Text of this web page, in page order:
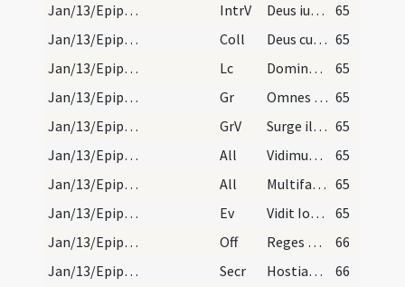
Jan/13/Epiphania (Octava)/M2/Mass Propers
IntrV Deus iudicium tuum regi da
65
Jan/13/Epiphania (Octava)/M2/Mass Propers
Coll Deus cuius Unigenitus in substantia nostrae carnis 65
Jan/13/Epiphania (Octava)/M2/Mass Propers
Lc Domine Deus meus honorificabo te
65
Jan/13/Epiphania (Octava)/M2/Mass Propers
Gr Omnes de Saba venient 65
Jan/13/Epiphania (Octava)/M2/Mass Propers
GrV Surge illuminare Ierusalem 65
Jan/13/Epiphania (Octava)/M2/Mass Propers/1
All Vidimus stellam eius
65
Jan/13/Epiphania (Octava)/M2/Mass Propers/2
All Multifarie olim Deus loquens 65
Jan/13/Epiphania (Octava)/M2/Mass Propers
Ev Vidit Ioannes Iesum venientem ad se et ait ecce agnus Dei
65
Jan/13/Epiphania (Octava)/M2/Mass Propers
Off Reges Tharsis
66
Jan/13/Epiphania (Octava)/M2/Mass Propers
Secr Hostias tibi Domine pro Filii tui apparitione 66